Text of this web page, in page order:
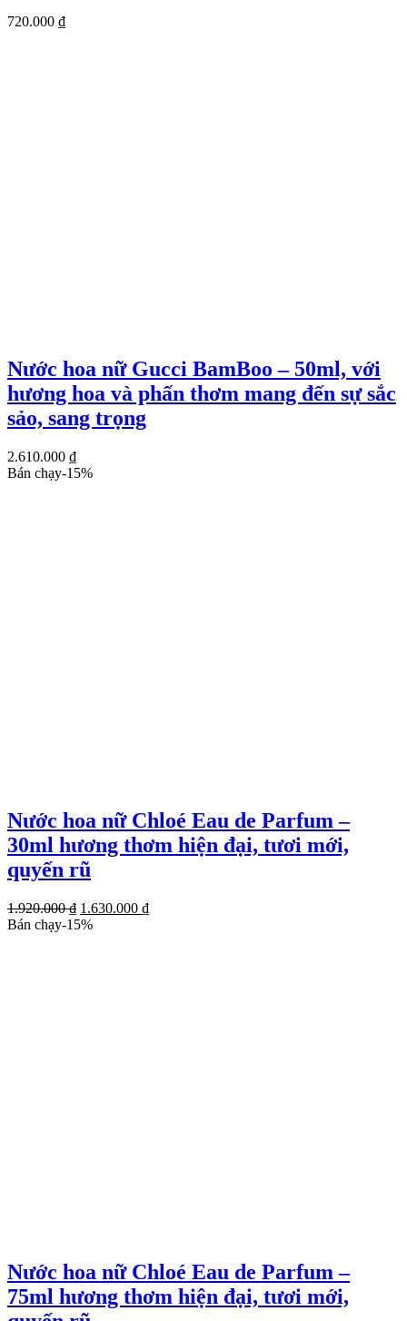
720.000 ₫
Nước hoa nữ Gucci BamBoo – 50ml, với
hương hoa và phấn thơm mang đến sự sắc
sảo, sang trọng
2.610.000 ₫
Bán chạy-15%
Nước hoa nữ Chloé Eau de Parfum –
30ml hương thơm hiện đại, tươi mới,
quyến rũ
1.920.000₫ Giá
gốc
1.630.000 ₫Giá
Bán chạy-15%
Nước hoa nữ Chloé Eau de Parfum –
75ml hương thơm hiện đại, tươi mới,